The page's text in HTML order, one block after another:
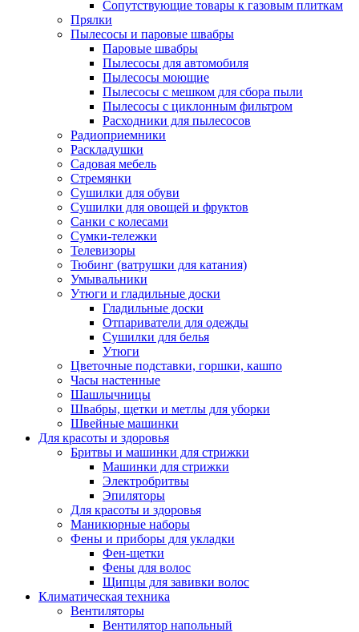
Сопутствующие товары к газовым плиткам
Прялки
Пылесосы и паровые швабры
Паровые швабры
Пылесосы для автомобиля
Пылесосы моющие
Пылесосы с мешком для сбора пыли
Пылесосы с циклонным фильтром
Расходники для пылесосов
Радиоприемники
Раскладушки
Садовая мебель
Стремянки
Сушилки для обуви
Сушилки для овощей и фруктов
Санки с колесами
Сумки-тележки
Телевизоры
Тюбинг (ватрушки для катания)
Умывальники
Утюги и гладильные доски
Гладильные доски
Отпариватели для одежды
Сушилки для белья
Утюги
Цветочные подставки, горшки, кашпо
Часы настенные
Шашлычницы
Швабры, щетки и метлы для уборки
Швейные машинки
Для красоты и здоровья
Бритвы и машинки для стрижки
Машинки для стрижки
Электробритвы
Эпиляторы
Для красоты и здоровья
Маникюрные наборы
Фены и приборы для укладки
Фен-щетки
Фены для волос
Щипцы для завивки волос
Климатическая техника
Вентиляторы
Вентилятор напольный